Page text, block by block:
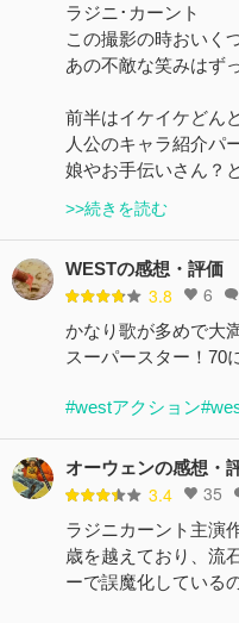
ラジニ･カーント
この撮影の時おいく
あの不敵な笑みはず
前半はイケイケどん
人公のキャラ紹介パ
娘やお手伝いさん？
>>続きを読む
WESTの感想・評価
3.8 6
かなり歌が多めで大
スーパースター！70
#westアクション
オーウェンの感想・
3.4 35
ラジニカーント主演
歳を越えており、流
ーで誤魔化している